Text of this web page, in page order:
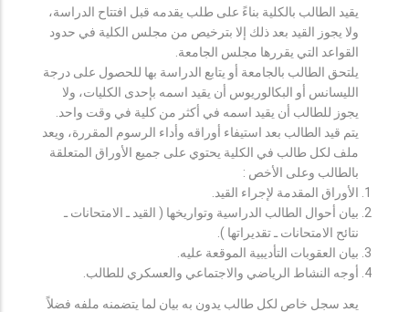
يقيد الطالب بالكلية بناءً على طلب يقدمه قبل افتتاح الدراسة،
ولا يجوز القيد بعد ذلك إلا بترخيص من مجلس الكلية في حدود
القواعد التي يقررها مجلس الجامعة.
يلتحق الطالب بالجامعة أو يتابع الدراسة بها للحصول على درجة
الليسانس أو البكالوريوس أن يقيد اسمه بإحدى الكليات، ولا
يجوز للطالب أن يقيد اسمه في أكثر من كلية في وقت واحد.
يتم قيد الطالب بعد استيفاء أوراقه وأداء الرسوم المقررة، ويعد
ملف لكل طالب في الكلية يحتوي على جميع الأوراق المتعلقة
بالطالب وعلى الأخص :
الأوراق المقدمة لإجراء القيد.
بيان أحوال الطالب الدراسية وتواريخها ( القيد ـ الامتحانات ـ
نتائح الامتحانات ـ تقديراتها ).
بيان العقوبات التأديبية الموقعة عليه.
أوجه النشاط الرياضي والاجتماعي والعسكري للطالب.
يعد سجل خاص لكل طالب يدون به بيان لما يتضمنه ملفه فضلاً